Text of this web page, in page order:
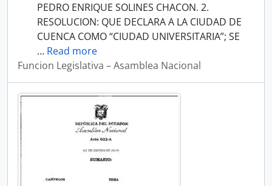
PEDRO ENRIQUE SOLINES CHACON. 2.
RESOLUCION: QUE DECLARA A LA CIUDAD DE
CUENCA COMO “CIUDAD UNIVERSITARIA”; SE
… Read more
Funcion Legislativa – Asamblea Nacional